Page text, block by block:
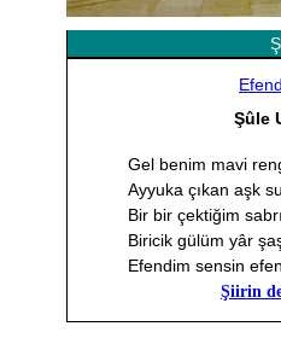
Şûle
Gel benim mavi
Ayyuka çıkan aşk
Bir bir çektiğim
Biricik gülüm yâr
Efendim sensin
Şiirin